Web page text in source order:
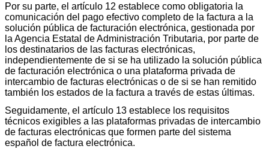
Por su parte, el artículo 12 establece como obligatoria la
comunicación del pago efectivo completo de la factura a la
solución pública de facturación electrónica, gestionada por
la Agencia Estatal de Administración Tributaria, por parte de
los destinatarios de las facturas electrónicas,
independientemente de si se ha utilizado la solución pública
de facturación electrónica o una plataforma privada de
intercambio de facturas electrónicas o de si se han remitido
también los estados de la factura a través de estas últimas.
Seguidamente, el artículo 13 establece los requisitos
técnicos exigibles a las plataformas privadas de intercambio
de facturas electrónicas que formen parte del sistema
español de factura electrónica.